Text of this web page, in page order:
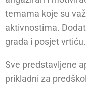
temama koje su
aktivnostima.
grada i posjet vrtiću.
Sve predstavljene
prikladni za